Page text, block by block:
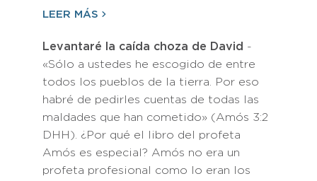
LEER MÁS
Levantaré la caída choza de David -
«Sólo a ustedes he escogido de entre
todos los pueblos de la tierra. Por eso
habré de pedirles cuentas de todas las
maldades que han cometido» (Amós 3:2
DHH). ¿Por qué el libro del profeta
Amós es especial? Amós no era un
profeta profesional como lo eran los